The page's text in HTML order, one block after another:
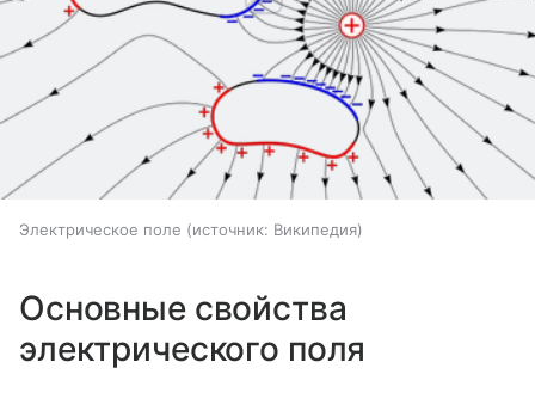
Электрическое поле источник: Википедия
Основные свойства
электрического поля